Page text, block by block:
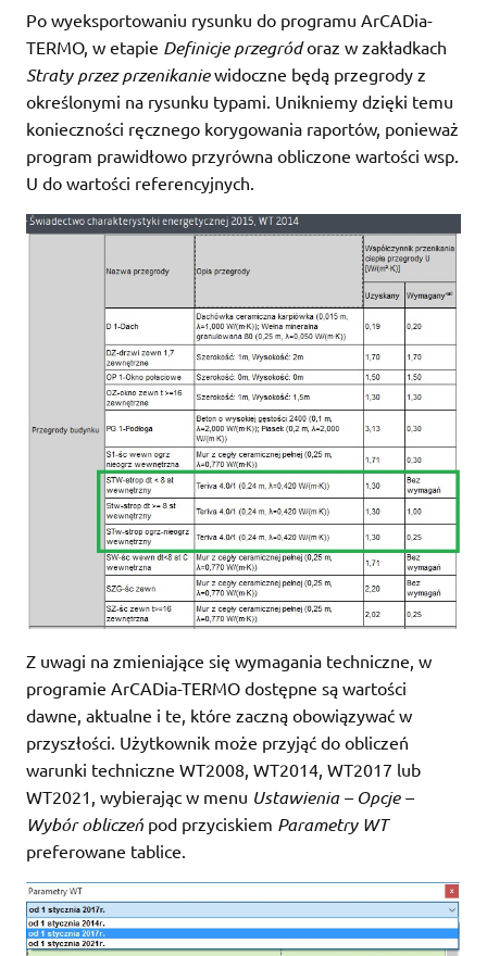
Po wyeksportowaniu rysunku do programu ArCADia-
TERMO, w etapie Definicje przegródoraz w zakładkach
Straty przez przenikaniewidoczne będą przegrody z
określonymi na rysunku typami. Unikniemy dzięki temu
konieczności ręcznego korygowania raportów, ponieważ
program prawidłowo przyrówna obliczone wartości wsp.
U do wartości referencyjnych.
Z uwagi na zmieniające się wymagania techniczne, w
programie ArCADia-TERMO dostępne są wartości
dawne, aktualne i te, które zaczną obowiązywać w
przyszłości. Użytkownik może przyjąć do obliczeń
warunki techniczne WT2008, WT2014, WT2017 lub
WT2021, wybierając w menu Ustawienia – Opcje –
Wybór obliczeń pod przyciskiem Parametry WT
preferowane tablice.